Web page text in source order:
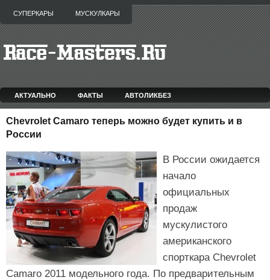
СУПЕРКАРЫ МУСКУЛКАРЫ
АКТУАЛЬНО ФАКТЫ АВТОЛИКБЕЗ
Chevrolet Camaro теперь можно будет купить и в
России
В России ожидается
начало
официальных
продаж
мускулистого
американского
спорткара Chevrolet
Camaro 2011 модельного года. По предварительным